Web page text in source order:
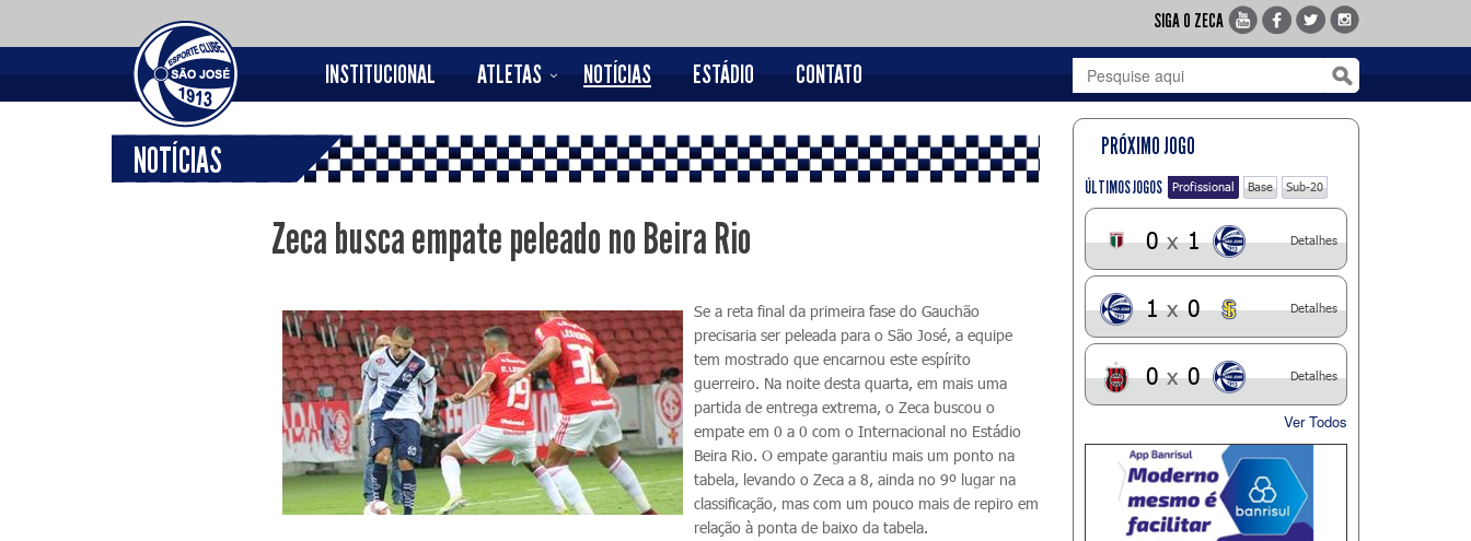
SIGA O ZECA
INSTITUCIONAL ATLETAS NOTÍCIAS ESTÁDIO CONTATO
NOTÍCIAS
Zeca busca empate peleado no Beira Rio
Se a reta final da primeira fase do Gauchão
precisaria ser peleada para o São José, a equipe
tem mostrado que encarnou este espírito
guerreiro. Na noite desta quarta, em mais uma
partida de entrega extrema, o Zeca buscou o
empate em 0 a 0 com o Internacional no Estádio
Beira Rio. O empate garantiu mais um ponto na
tabela, levando o Zeca a 8, ainda no 9º lugar na
classificação, mas com um pouco mais de repiro em
relação à ponta de baixo da tabela.
PRÓXIMO JOGO
ÚLTIMOS JOGOS Profissional Base Sub-20
0 x 1 Detalhes
1 x 0 Detalhes
0 x 0 Detalhes
Ver Todos